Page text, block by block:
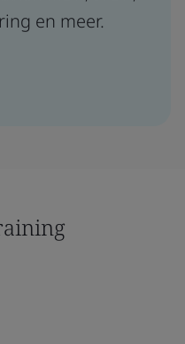
en meer.